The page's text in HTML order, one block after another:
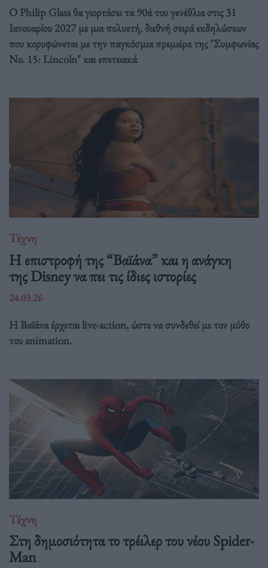
Ο Philip Glass θα γιορτάσει τα 90ά του γενέθλια στις 31
Ιανουαρίου 2027 με μια πολυετή, διεθνή σειρά εκδηλώσεων
που κορυφώνεται με την παγκόσμια πρεμιέρα της "Συμφωνίας
Νο. 15: Lincoln" και επετειακά
Τέχνη
Η επιστροφή της “Βαϊάνα” και η ανάγκη
της Disney να πει τις ίδιες ιστορίες
24.03.26
Η Βαϊάνα έρχεται live-action, ώστε να συνδεθεί με τον μύθο
του animation.
Τέχνη
Στη δημοσιότητα το τρέιλερ του νέου Spider-
Man